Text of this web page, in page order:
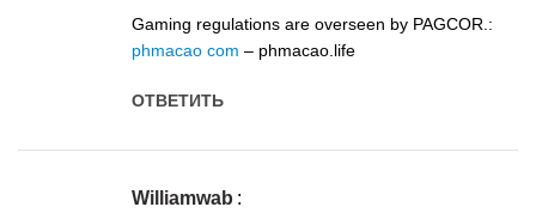
Gaming regulations are overseen by PAGCOR.:
phmacao com – phmacao.life
ОТВЕТИТЬ
Williamwab :